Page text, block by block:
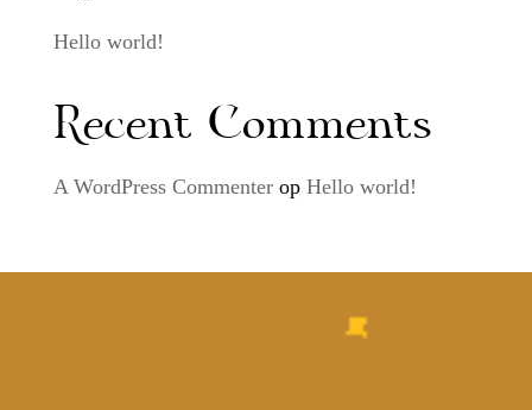
Hello world!
Recent Comments
A WordPress Commenterop Hello world!